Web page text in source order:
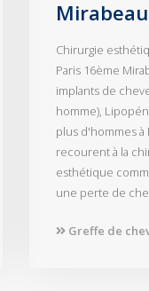
Mirabeau
Chirurgie
Paris 16ème
implants de
homme),
plus d'hommes à
recourent à la
esthétique
une perte de
Greffe de